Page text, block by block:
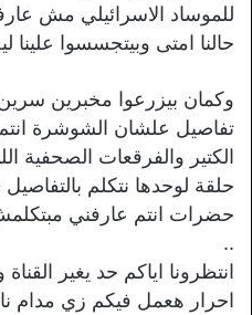
للموساد الاسرائيلي مش
حالنا امتى وبيتجسسوا علينا
وكمان بيزرعوا مخبرين
تفاصيل علشان الشوشرة
الكتير والفرقعات الصحفية
حلقة لوحدها نتكلم بالتفاصيل
حضرات انتم عارفني
..
انتظرونا اياكم حد يغير
احرار هعمل فيكم زي مدام